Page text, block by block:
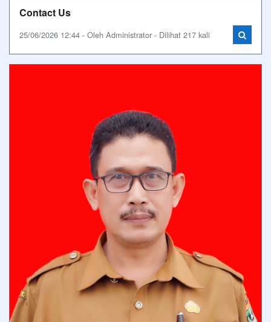
Contact Us
25/06/2026 12:44 - Oleh Administrator - Dilihat 217 kali